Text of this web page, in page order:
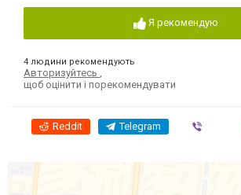
Я рекомендую
4 людини рекомендують
Авторизуйтесь
щоб оцінити і порекомендувати
Reddit Telegram